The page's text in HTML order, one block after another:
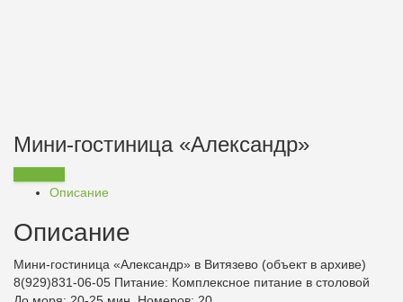
Мини-гостиница «Александр»
Описание
Описание
Мини-гостиница «Александр» в Витязево (объект в архиве)
8(929)831-06-05 Питание: Комплексное питание в столовой